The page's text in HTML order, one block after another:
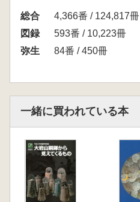
総合
4,366番 / 124,817冊
図録
593番 / 10,223冊
弥生
84番 / 450冊
一緒に買われている本